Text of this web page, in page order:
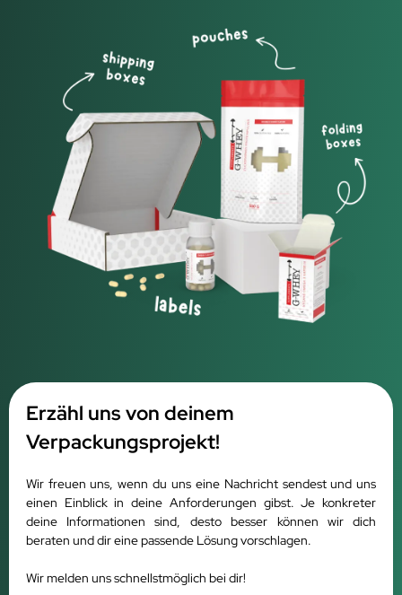
Erzähl uns von deinem
Verpackungsprojekt!
Wir freuen uns, wenn du uns eine Nachricht sendest und uns
einen Einblick in deine Anforderungen gibst.Je konkreter
deine Informationen sind, desto besser können wir dich
beraten und dir eine passende Lösung vorschlagen.
Wir melden uns schnellstmöglich bei dir!